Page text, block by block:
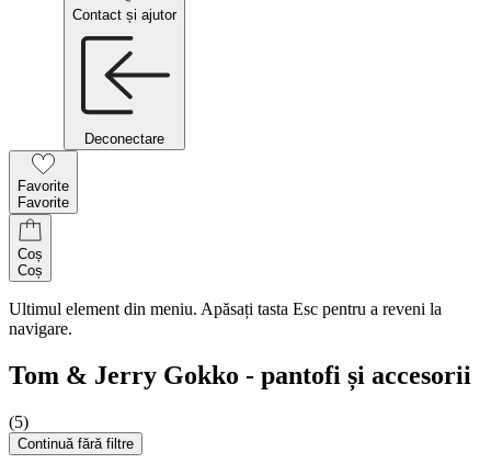
Contact și ajutor
Deconectare
Favorite
Favorite
Coș
Coș
Ultimul element din meniu. Apăsați tasta Esc pentru a reveni la
navigare.
Tom & Jerry Gokko - pantofi și accesorii
(5)
Continuă fără filtre